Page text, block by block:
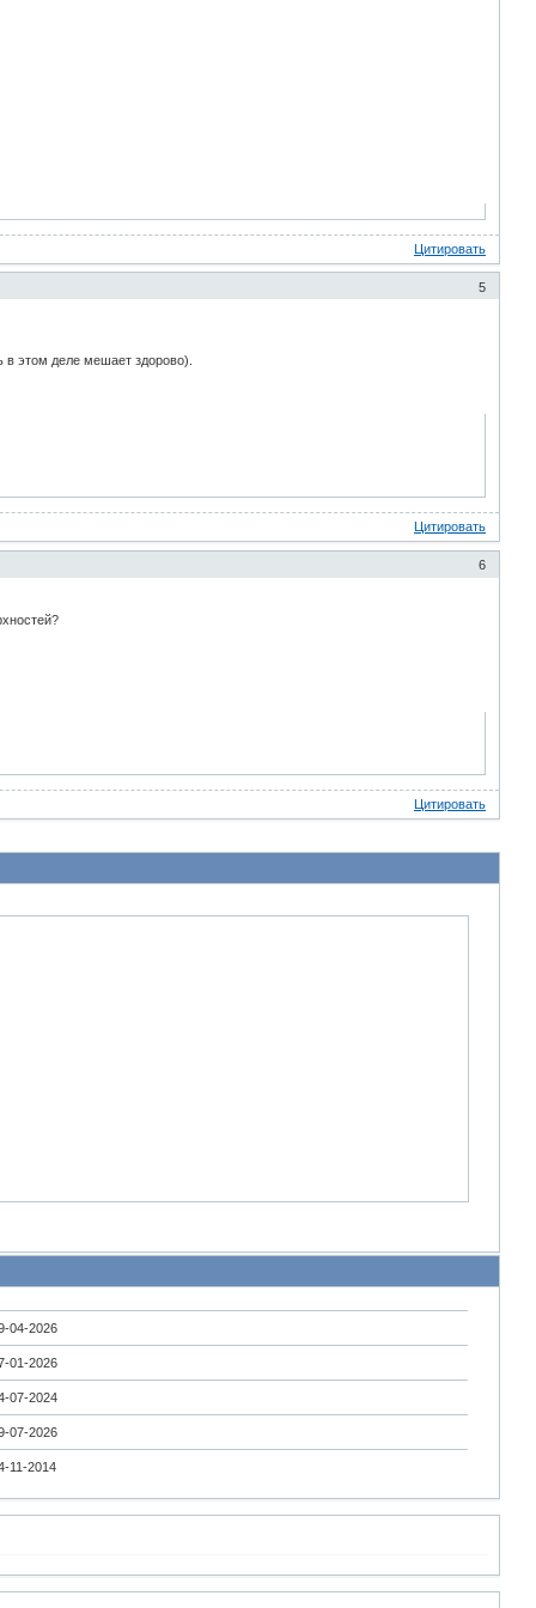
Цитировать
5
в этом деле мешает здорово).
Цитировать
6
Цитировать
04-2026
01-2026
07-2024
07-2026
11-2014